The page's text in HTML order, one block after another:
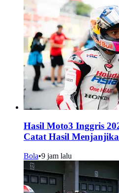
Hasil Moto3 Inggris
Catat Hasil
Bola•9 jam lalu